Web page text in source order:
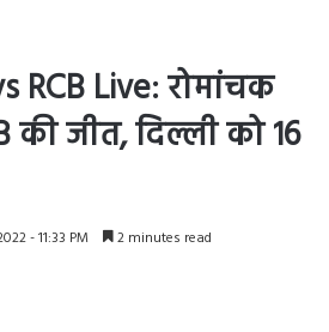
RCB Live: रोमांचक
जीत, दिल्ली को 16
- 11:33 PM 2 minutes read